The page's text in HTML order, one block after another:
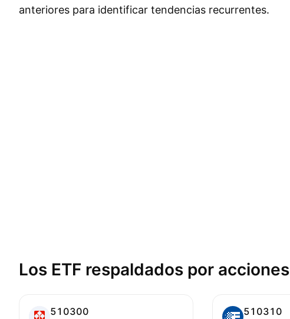
anteriores para identificar tendencias recurrentes.
Los ETF respaldados por acciones
510300 510310